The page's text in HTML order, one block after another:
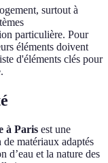
surtout à
particulière. Pour
éléments doivent
d'éléments clés pour
à Paris est une
matériaux adaptés
d’eau et la nature des